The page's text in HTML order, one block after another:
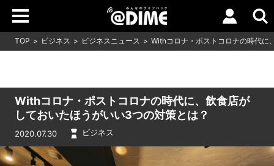
TOP ビジネス ビジネスニュース Withコロナ・ポストコロナの時代に
Withコロナ・ポストコロナの時代に、飲食店が
しておいたほうがいい3つの対策とは？
2020.07.30 ビジネス